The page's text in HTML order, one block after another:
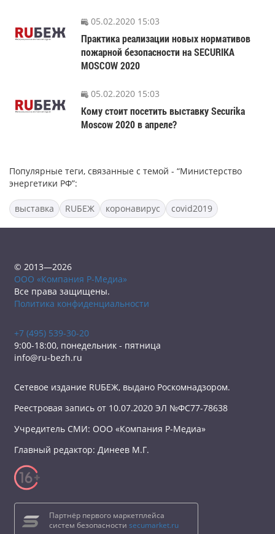
05.02.2020 15:03
Практика реализации новых нормативов
пожарной безопасности на SECURIKA
MOSCOW 2020
05.02.2020 15:03
Кому стоит посетить выставку Securika
Moscow 2020 в апреле?
Популярные теги, связанные с темой - “Министерство
энергетики РФ”:
выставка RUБЕЖ коронавирус covid2019
© 2013—2026
ООО «Компания Р-Медиа»
Все права защищены.
Политика конфиденциальности
+7 (495) 539-30-20
9:00-18:00, понедельник - пятница
info@ru-bezh.ru
Сетевое издание RUБЕЖ, выдано Роскомнадзором.
Реестровая запись от 10.07.2020 ЭЛ №ФС77-78638
Учредитель СМИ: ООО «Компания Р-Медиа»
Главный редактор: Динеев М.Г.
Партнёр первого маркетплейса
систем безопасности secumarket.ru